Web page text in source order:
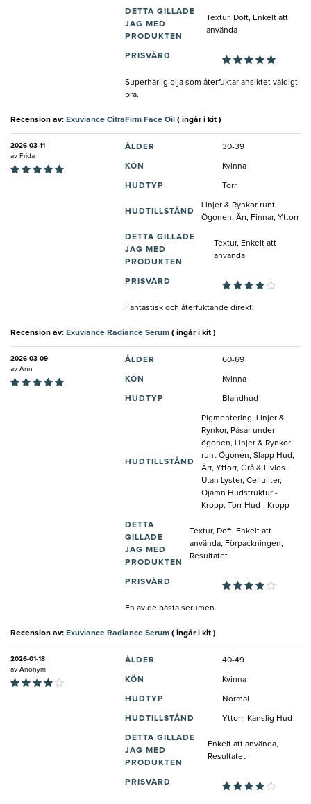
DETTA GILLADE
JAG MED
PRODUKTEN
Textur, Doft, Enkelt att
använda
PRISVÄRD
Superhärlig olja som återfuktar ansiktet väldigt
bra.
Recension av: Exuviance CitraFirm Face Oil ( ingår i kit )
2026-03-11
av Frida
ÅLDER 30-39
KÖN Kvinna
HUDTYP Torr
HUDTILLSTÅND
Linjer & Rynkor runt
Ögonen, Ärr, Finnar, Yttorr
DETTA GILLADE
JAG MED
PRODUKTEN
Textur, Enkelt att
använda
PRISVÄRD
Fantastisk och återfuktande direkt!
Recension av: Exuviance Radiance Serum ( ingår i kit )
2026-03-09
av Ann
ÅLDER 60-69
KÖN Kvinna
HUDTYP Blandhud
HUDTILLSTÅND
Pigmentering, Linjer &
Rynkor, Påsar under
ögonen, Linjer & Rynkor
runt Ögonen, Slapp Hud,
Ärr, Yttorr, Grå & Livlös
Utan Lyster, Celluliter,
Ojämn Hudstruktur -
Kropp, Torr Hud - Kropp
DETTA
GILLADE
JAG MED
PRODUKTEN
Textur, Doft, Enkelt att
använda, Förpackningen,
Resultatet
PRISVÄRD
En av de bästa serumen.
Recension av: Exuviance Radiance Serum ( ingår i kit )
2026-01-18
av Anonym
ÅLDER 40-49
KÖN Kvinna
HUDTYP Normal
HUDTILLSTÅND Yttorr, Känslig Hud
DETTA GILLADE
JAG MED
PRODUKTEN
Enkelt att använda,
Resultatet
PRISVÄRD